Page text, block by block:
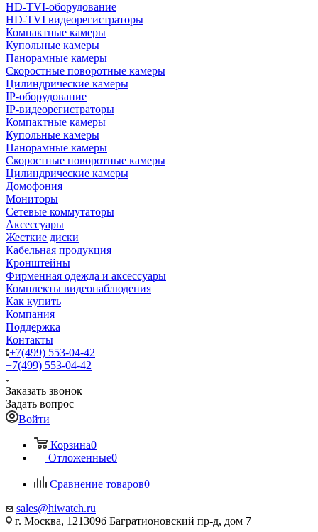
HD-TVI-оборудование
HD-TVI видеорегистраторы
Компактные камеры
Купольные камеры
Панорамные камеры
Скоростные поворотные камеры
Цилиндрические камеры
IP-оборудование
IP-видеорегистраторы
Компактные камеры
Купольные камеры
Панорамные камеры
Скоростные поворотные камеры
Цилиндрические камеры
Домофония
Мониторы
Сетевые коммутаторы
Аксессуары
Жесткие диски
Кабельная продукция
Кронштейны
Фирменная одежда и аксессуары
Комплекты видеонаблюдения
Как купить
Компания
Поддержка
Контакты
+7(499) 553-04-42
+7(499) 553-04-42
Заказать звонок
Задать вопрос
Войти
Корзина0
Отложенные0
Сравнение товаров0
sales@hiwatch.ru
г. Москва, 121309б Багратионовский пр-д, дом 7